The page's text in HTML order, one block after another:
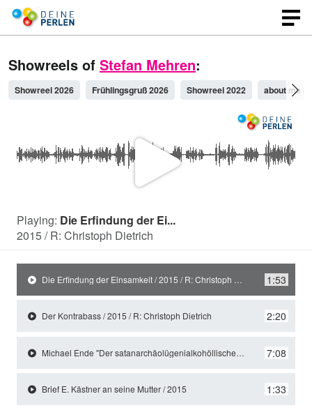
Showreels of Stefan Mehren:
Showreel 2026 Frühlingsgruß 2026 Showreel 2022 about me
P
l
a
y
V
Playing: Die Erfindung der Ei...
2015 / R: Christoph Dietrich
Die Erfindung der Einsamkeit / 2015 / R: Christoph Dietrich 1:53
Der Kontrabass / 2015 / R: Christoph Dietrich 2:20
Michael Ende "Der satanarchäolügenialkohöllische Wunschpunsch" / 2015 / R: Christoph Dietrich 7:08
Brief E. Kästner an seine Mutter / 2015 1:33